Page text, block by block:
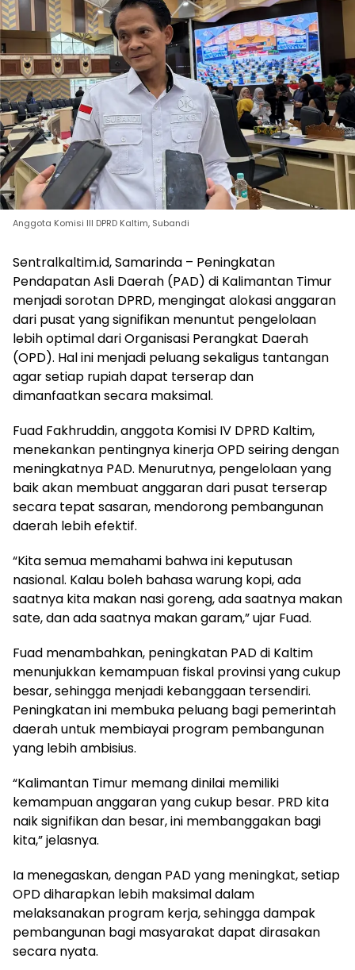
Anggota Komisi III DPRD Kaltim, Subandi
Sentralkaltim.id, Samarinda – Peningkatan
Pendapatan Asli Daerah (PAD) di Kalimantan Timur
menjadi sorotan DPRD, mengingat alokasi anggaran
dari pusat yang signifikan menuntut pengelolaan
lebih optimal dari Organisasi Perangkat Daerah
(OPD). Hal ini menjadi peluang sekaligus tantangan
agar setiap rupiah dapat terserap dan
dimanfaatkan secara maksimal.
Fuad Fakhruddin, anggota Komisi IV DPRD Kaltim,
menekankan pentingnya kinerja OPD seiring dengan
meningkatnya PAD. Menurutnya, pengelolaan yang
baik akan membuat anggaran dari pusat terserap
secara tepat sasaran, mendorong pembangunan
daerah lebih efektif.
“Kita semua memahami bahwa ini keputusan
nasional. Kalau boleh bahasa warung kopi, ada
saatnya kita makan nasi goreng, ada saatnya makan
sate, dan ada saatnya makan garam,” ujar Fuad.
Fuad menambahkan, peningkatan PAD di Kaltim
menunjukkan kemampuan fiskal provinsi yang cukup
besar, sehingga menjadi kebanggaan tersendiri.
Peningkatan ini membuka peluang bagi pemerintah
daerah untuk membiayai program pembangunan
yang lebih ambisius.
“Kalimantan Timur memang dinilai memiliki
kemampuan anggaran yang cukup besar. PRD kita
naik signifikan dan besar, ini membanggakan bagi
kita,” jelasnya.
Ia menegaskan, dengan PAD yang meningkat, setiap
OPD diharapkan lebih maksimal dalam
melaksanakan program kerja, sehingga dampak
pembangunan bagi masyarakat dapat dirasakan
secara nyata.